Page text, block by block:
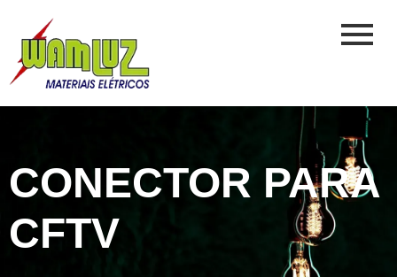
CONECTOR PARA
CFTV